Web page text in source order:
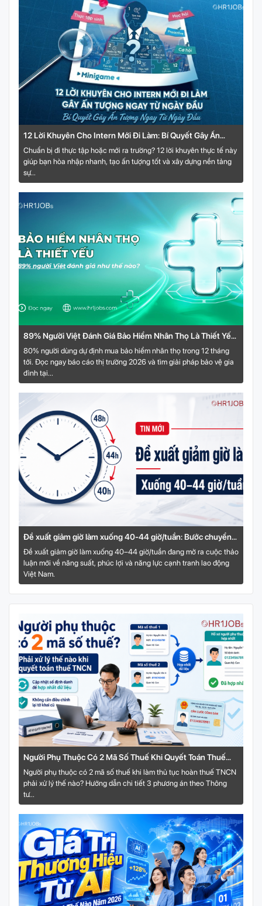
12 Lời Khuyên Cho Intern Mới Đi Làm: Bí Quyết Gây Ấn
Tượng Ngay Từ Ngày Đầu
Chuẩn bị đi thực tập hoặc mới ra trường? 12 lời khuyên thực tế này
giúp bạn hòa nhập nhanh, tạo ấn tượng tốt và xây dựng nền tảng
sự...
89% Người Việt Đánh Giá Bảo Hiểm Nhân Thọ Là Thiết Yếu
Năm 2026
80% người dùng dự định mua bảo hiểm nhân thọ trong 12 tháng
tới. Đọc ngay báo cáo thị trường 2026 và tìm giải pháp bảo vệ gia
đình tại...
Đề xuất giảm giờ làm xuống 40-44 giờ/tuần: Bước chuyển
mới cho thị trường lao động Việt Nam
Đề xuất giảm giờ làm xuống 40–44 giờ/tuần đang mở ra cuộc thảo
luận mới về năng suất, phúc lợi và năng lực cạnh tranh lao động
Việt Nam.
Người Phụ Thuộc Có 2 Mã Số Thuế Khi Quyết Toán Thuế
TNCN: Phải Xử Lý Thế Nào?
Người phụ thuộc có 2 mã số thuế khi làm thủ tục hoàn thuế TNCN
phải xử lý thế nào? Hướng dẫn chi tiết 3 phương án theo Thông
tư...